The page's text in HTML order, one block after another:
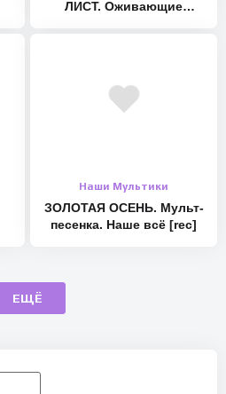
ЛИСТ. Оживающие
Наши Мультики
ЗОЛОТАЯ ОСЕНЬ. Мульт-
песенка. Наше всё [rec]
ЕЩЁ